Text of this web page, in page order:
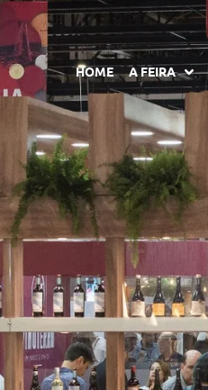
HOME A FEIRA